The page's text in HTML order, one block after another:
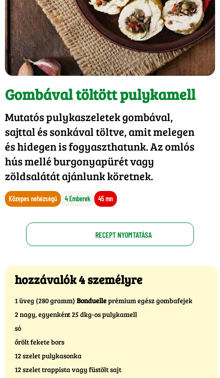
Gombával töltött pulykamell
Mutatós pulykaszeletek gombával,
sajttal és sonkával töltve, amit melegen
és hidegen is fogyaszthatunk. Az omlós
hús mellé burgonyapürét vagy
zöldsalátát ajánlunk köretnek.
Közepes nehézségű 4 Emberek 45 mn
RECEPT NYOMTATÁSA
hozzávalók 4 személyre
1 üveg (280 gramm) Bonduelleprémium egész gombafejek
2 nagy, egyenként 25 dkg-os pulykamell
só
őrölt fekete bors
12 szelet pulykasonka
12 szelet trappista vagy füstölt sajt